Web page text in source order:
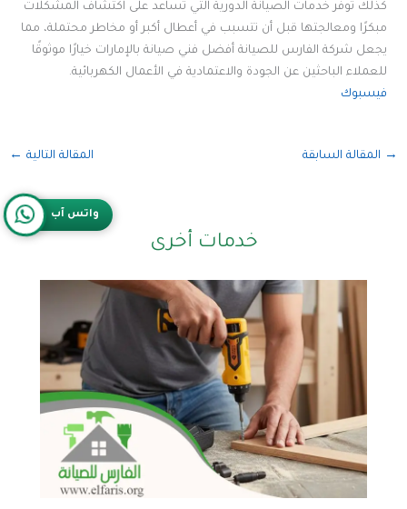
كذلك توفر خدمات الصيانة الدورية التي تساعد على اكتشاف المشكلات
مبكرًا ومعالجتها قبل أن تتسبب في أعطال أكبر أو مخاطر محتملة، مما
يجعل شركة الفارس للصيانة أفضل فني صيانة بالإمارات خيارًا موثوقًا
للعملاء الباحثين عن الجودة والاعتمادية في الأعمال الكهربائية.
فيسبوك
→ المقالة السابقة المقالة التالية ←
خدمات أخرى
واتس آب